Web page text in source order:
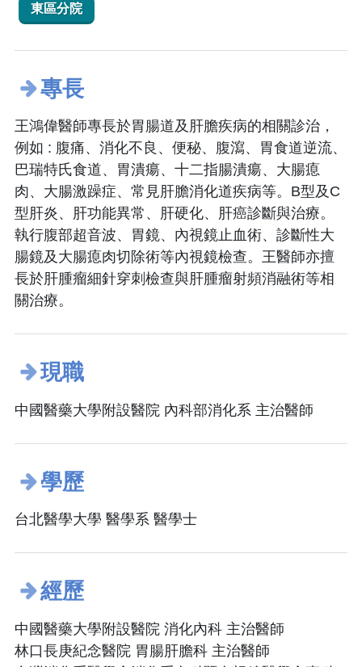
東區分院
專長
王鴻偉醫師專長於胃腸道及肝膽疾病的相關診治，
例如 : 腹痛、消化不良、便秘、腹瀉、胃食道逆流、
巴瑞特氏食道、胃潰瘍、十二指腸潰瘍、大腸瘜
肉、大腸激躁症、常見肝膽消化道疾病等。B型及C
型肝炎、肝功能異常、肝硬化、肝癌診斷與治療。
執行腹部超音波、胃鏡、內視鏡止血術、診斷性大
腸鏡及大腸瘜肉切除術等內視鏡檢查。王醫師亦擅
長於肝腫瘤細針穿刺檢查與肝腫瘤射頻消融術等相
關治療。
現職
中國醫藥大學附設醫院 內科部消化系 主治醫師
學歷
台北醫學大學 醫學系 醫學士
經歷
中國醫藥大學附設醫院 消化內科 主治醫師
林口長庚紀念醫院 胃腸肝膽科 主治醫師